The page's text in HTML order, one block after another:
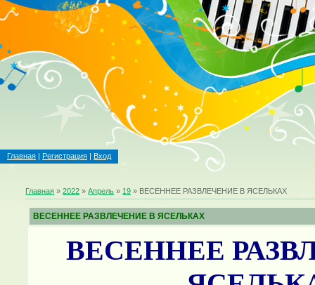
Главная | Регистрация | Вход
Главная »2022 » Апрель » 19 » ВЕСЕННЕЕ РАЗВЛЕЧЕНИЕ В ЯСЕЛЬКАХ
ВЕСЕННЕЕ РАЗВЛЕЧЕНИЕ В ЯСЕЛЬКАХ
ВЕСЕННЕЕ